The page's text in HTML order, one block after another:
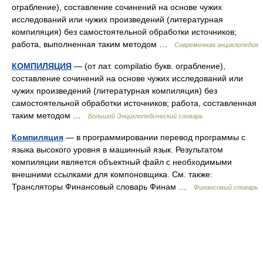
ограбление), составление сочинений на основе чужих
исследований или чужих произведений (литературная
компиляция) без самостоятельной обработки источников;
работа, выполненная таким методом …
Современная энциклопедия
КОМПИЛЯЦИЯ — (от лат. compilatio букв. ограбление),
составление сочинений на основе чужих исследований или
чужих произведений (литературная компиляция) без
самостоятельной обработки источников; работа, составленная
таким методом …
Большой Энциклопедический словарь
Компиляция — в программировании перевод программы с
языка высокого уровня в машинный язык. Результатом
компиляции является объектный файл с необходимыми
внешними ссылками для компоновщика. См. также:
Трансляторы Финансовый словарь Финам …
Финансовый словарь